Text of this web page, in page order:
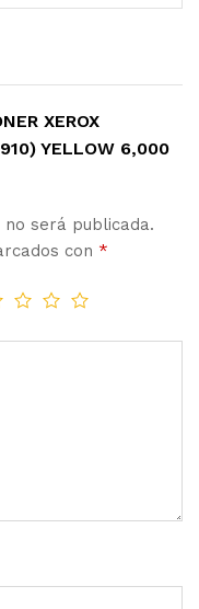
XEROX
YELLOW 6,000
será publicada.
con *